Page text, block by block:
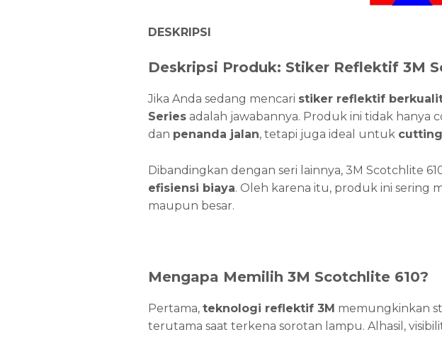
DESKRIPSI
Deskripsi Produk: Stiker Reflektif 3M
Jika Anda sedang mencari stiker reflektif
Seriesadalah jawabannya. Produk ini tidak hanya
dan penanda jalan, tetapi juga ideal untuk
Dibandingkan dengan seri lainnya, 3M Scotchlite
efisiensi biaya. Oleh karena itu, produk ini sering
maupun besar.
Mengapa Memilih 3M Scotchlite 610?
Pertama, teknologi reflektif 3M memungkinkan
terutama saat terkena sorotan lampu. Alhasil,